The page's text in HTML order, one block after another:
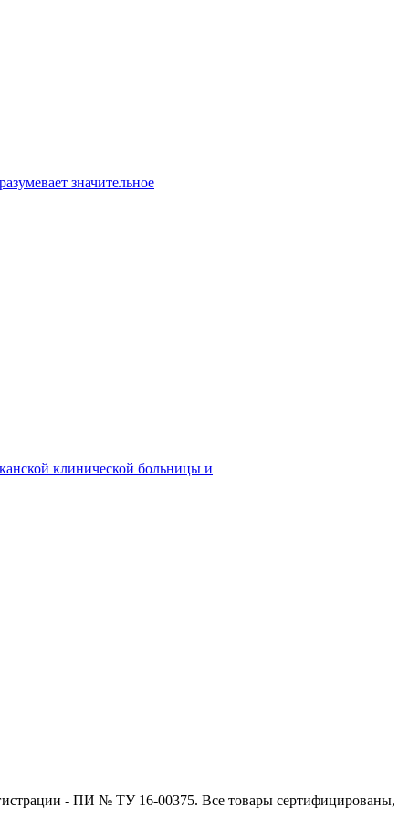
значительное
клинической больницы и
- ПИ № ТУ 16-00375. Все товары сертифицированы,